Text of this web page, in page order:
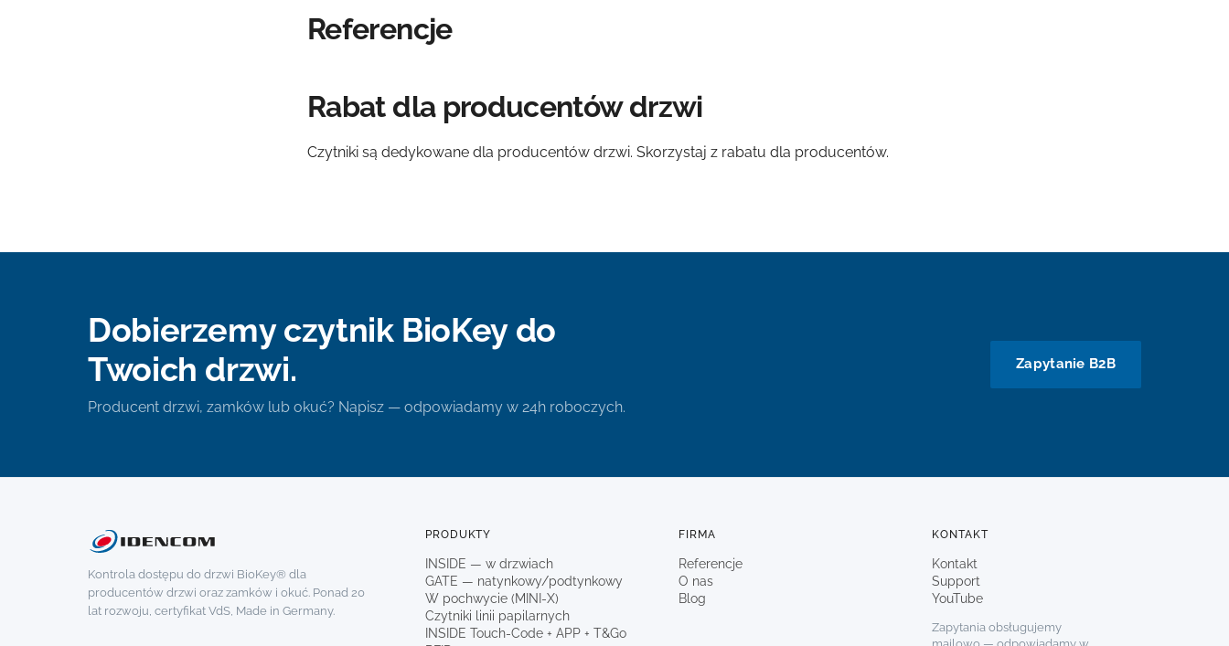
Referencje
Rabat dla producentów drzwi
Czytniki są dedykowane dla producentów drzwi. Skorzystaj z rabatu dla producentów.
Dobierzemy czytnik BioKey do
Twoich drzwi.
Producent drzwi, zamków lub okuć? Napisz — odpowiadamy w 24h roboczych.
Zapytanie B2B
Kontrola dostępu do drzwi BioKey® dla
producentów drzwi oraz zamków i okuć. Ponad 20
lat rozwoju, certyfikat VdS, Made in Germany.
PRODUKTY
INSIDE — w drzwiach
GATE — natynkowy/podtynkowy
W pochwycie (MINI-X)
Czytniki linii papilarnych
INSIDE Touch-Code + APP + T&Go
FIRMA
Referencje
O nas
Blog
KONTAKT
Kontakt
Support
YouTube
Zapytania obsługujemy